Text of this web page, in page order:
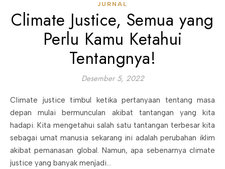
JURNAL
Climate Justice, Semua yang
Perlu Kamu Ketahui
Tentangnya!
Desember 5, 2022
Climate justice timbul ketika pertanyaan tentang masa
depan mulai bermunculan akibat tantangan yang kita
hadapi. Kita mengetahui salah satu tantangan terbesar kita
sebagai umat manusia sekarang ini adalah perubahan iklim
akibat pemanasan global. Namun, apa sebenarnya climate
justice yang banyak menjadi…